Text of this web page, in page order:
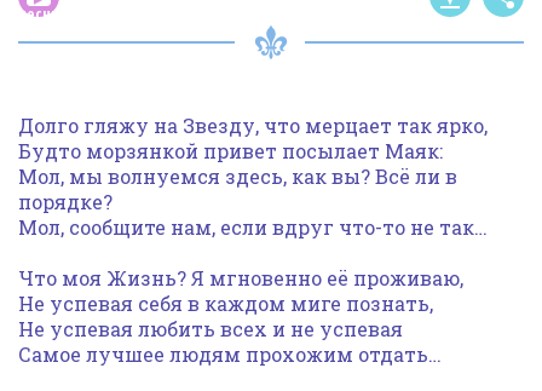
песни
Долго гляжу на Звезду, что мерцает так ярко,
Будто морзянкой привет посылает Маяк:
Мол, мы волнуемся здесь, как вы? Всё ли в
порядке?
Мол, сообщите нам, если вдруг что-то не так…
Что моя Жизнь? Я мгновенно её проживаю,
Не успевая себя в каждом миге познать,
Не успевая любить всех и не успевая
Самое лучшее людям прохожим отдать…